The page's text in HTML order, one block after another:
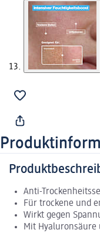
Anti-
Für trockene und
Wirkt gegen
Mit Hyaluronsäure